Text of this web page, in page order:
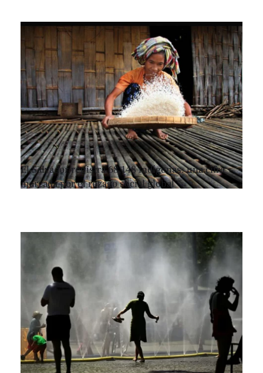
El Salvador registra 68,148 indígenas: una cifra
marcada por el rezago social global